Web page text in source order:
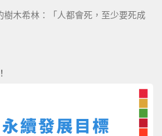
樹木希林：「人都會死，至少要死成